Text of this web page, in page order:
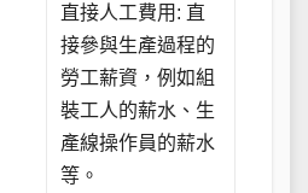
直接人工費用: 直
接參與生產過程的
勞工薪資，例如組
裝工人的薪水、生
產線操作員的薪水
等。